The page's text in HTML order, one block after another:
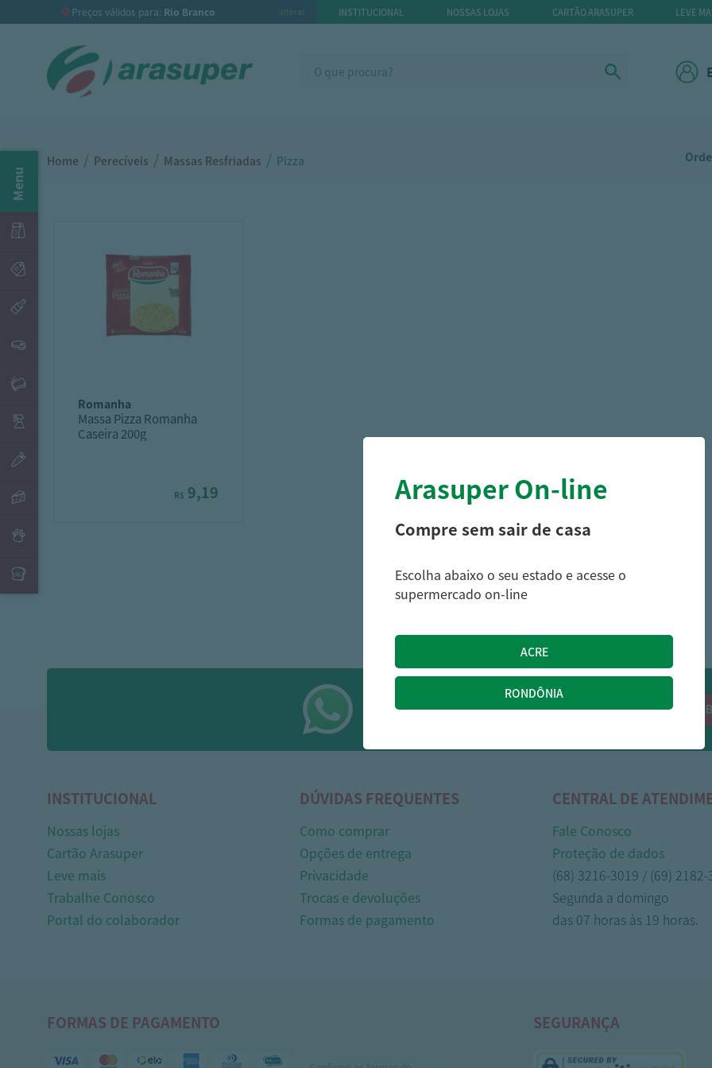
Preços válidos para: Rio Branco alterar INSTITUCIONAL NOSSAS LOJAS CARTÃO ARASUPER LEVE
Menu
Home / Perecíveis / Massas Resfriadas / Pizza
romanha
Massa Pizza Romanha
Caseira 200g
R$ 9,19
OFERTAS NO WHATSAPP:
Siga nossos canais oficiais de ofertas no
INSTITUCIONAL
Nossas lojas
Cartão Arasuper
Leve mais
Trabalhe Conosco
Portal do colaborador
DÚVIDAS FREQUENTES
Como comprar
Opções de entrega
Privacidade
Trocas e devoluções
Formas de pagamento
CENTRAL DE
Fale Conosco
Proteção de dados
(68) 3216-3019 / (69) 2182-
Segunda a domingo
das 07 horas às 19 horas.
FORMAS DE PAGAMENTO SEGURANÇA
Arasuper On-line
Compre sem sair de casa
Escolha abaixo o seu estado e acesse o
supermercado on-line